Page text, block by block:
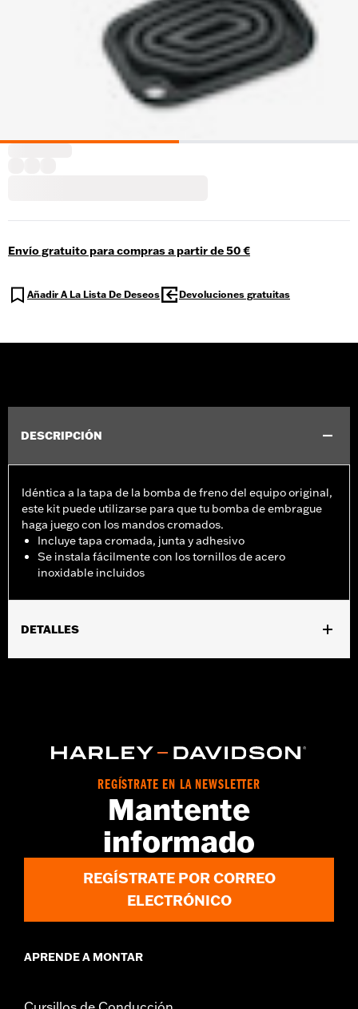
Envío gratuito para compras a partir de 50 €
Añadir A La Lista De Deseos Devoluciones gratuitas
DESCRIPCIÓN
Idéntica a la tapa de la bomba de freno del equipo original,
este kit puede utilizarse para que tu bomba de embrague
haga juego con los mandos cromados.
Incluye tapa cromada, junta y adhesivo
Se instala fácilmente con los tornillos de acero
inoxidable incluidos
DETALLES
Se vende por unidades:Cada una
REGÍSTRATE EN LA NEWSLETTER
Mantente
informado
REGÍSTRATE POR CORREO
ELECTRÓNICO
APRENDE A MONTAR